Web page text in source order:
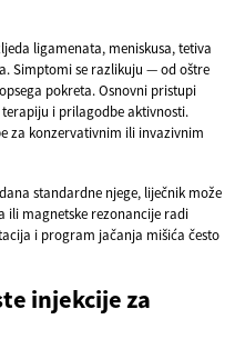
ligamenata, meniskusa, tetiva
Simptomi se razlikuju — od oštre
pokreta. Osnovni pristupi
i prilagodbe aktivnosti.
za konzervativnim ili invazivnim
standardne njege, liječnik može
ili magnetske rezonancije radi
i program jačanja mišića često
injekcije za